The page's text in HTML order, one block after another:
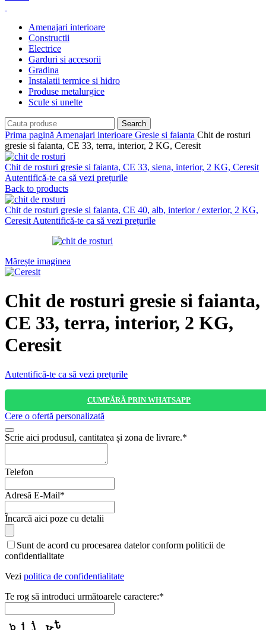
Amenajari interioare
Constructii
Electrice
Garduri si accesorii
Gradina
Instalatii termice si hidro
Produse metalurgice
Scule si unelte
Search
Prima pagină Amenajari interioare Gresie si faianta Chit de rosturi
gresie si faianta, CE 33, terra, interior, 2 KG, Ceresit
Chit de rosturi gresie si faianta, CE 33, siena, interior, 2 KG, Ceresit
Autentifică-te ca să vezi prețurile
Back to products
Chit de rosturi gresie si faianta, CE 40, alb, interior / exterior, 2 KG,
Ceresit Autentifică-te ca să vezi prețurile
Mărește imaginea
Chit de rosturi gresie si faianta,
CE 33, terra, interior, 2 KG,
Ceresit
Autentifică-te ca să vezi prețurile
CUMPĂRĂ PRIN WHATSAPP
Cere o ofertă personalizată
Scrie aici produsul, cantitatea și zona de livrare.*
Telefon
Adresă E-Mail*
Încarcă aici poze cu detalii
Company
Name*
Sunt de acord cu procesarea datelor conform politicii de
confidentialitate
Vezi politica de confidentialitate
Te rog să introduci următoarele caractere:*